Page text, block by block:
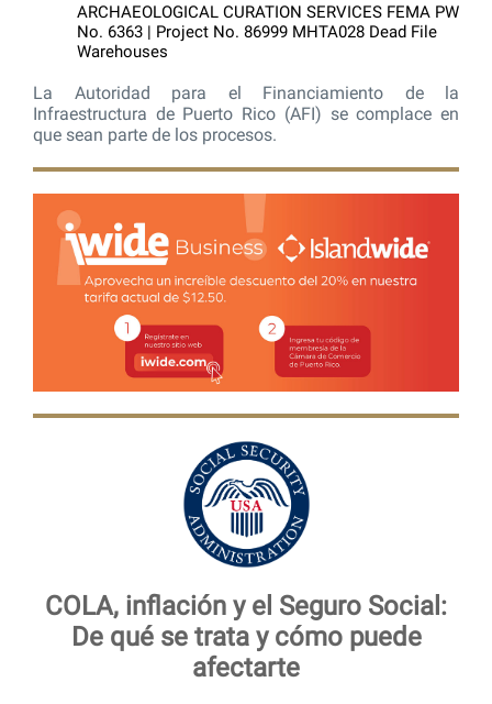
ARCHAEOLOGICAL CURATION SERVICES FEMA PW
No. 6363 | Project No. 86999 MHTA028 Dead File
Warehouses
La Autoridad para el Financiamiento de la
Infraestructura de Puerto Rico (AFI) se complace en
que sean parte de los procesos.
COLA, inflación y el Seguro Social:
De qué se trata y cómo puede
afectarte